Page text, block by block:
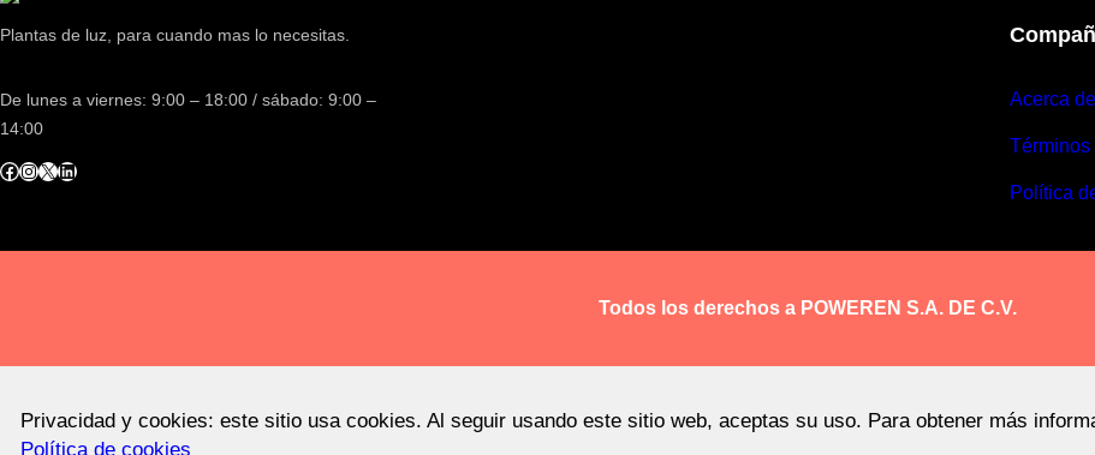
Plantas de luz, para cuando mas lo necesitas.
De lunes a viernes: 9:00 – 18:00 / sábado: 9:00 –
14:00
Facebook InstagramX LinkedIn
Acerca de
Términos
Política
Todos los derechos a POWEREN S.A. DE C.V.
Privacidad y cookies: este sitio usa cookies. Al seguir usando este sitio web, aceptas su uso. Para obtener más
Política de cookies